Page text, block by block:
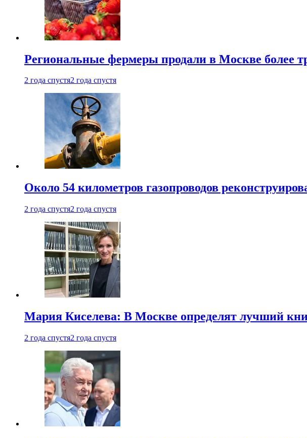
Региональные фермеры продали в Москве более
2 года спустя2 года спустя
Около 54 километров газопроводов
2 года спустя2 года спустя
Мария Киселева: В Москве определят лучший
2 года спустя2 года спустя